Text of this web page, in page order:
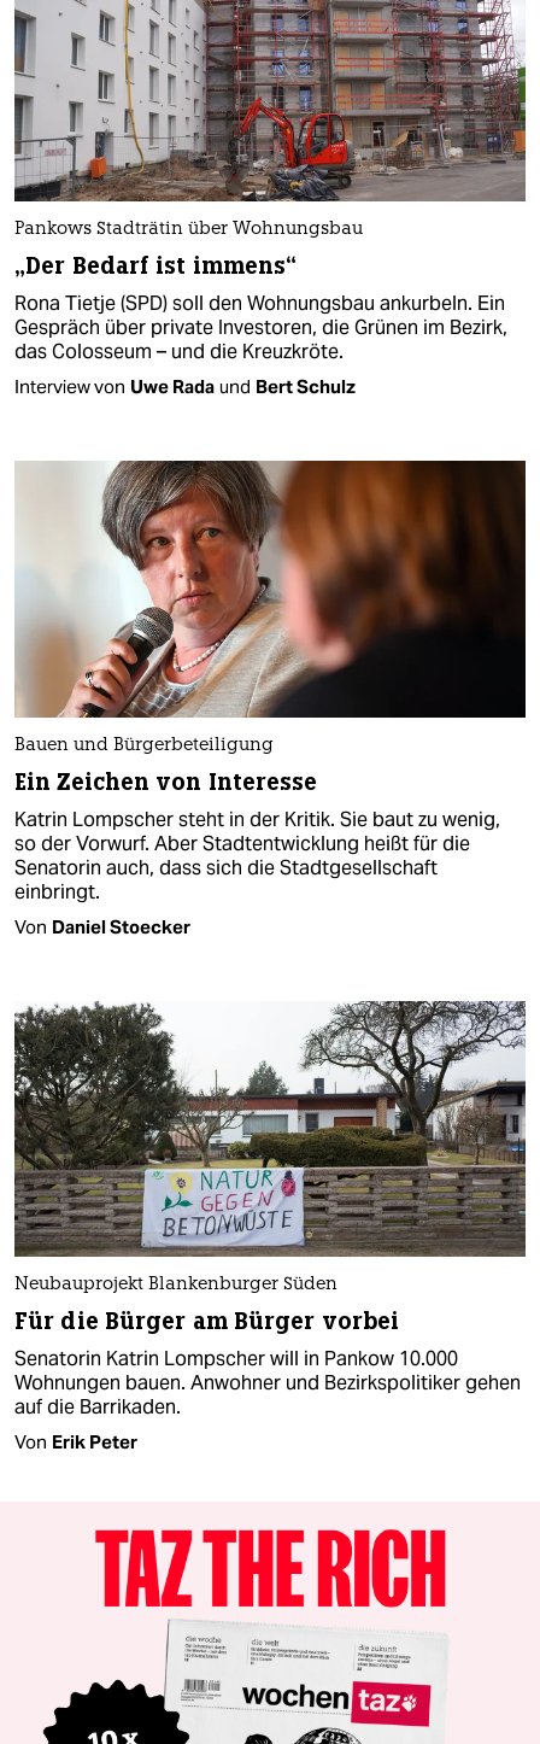
Pankows Stadträtin über Wohnungsbau
„Der Bedarf ist immens“
Rona Tietje (SPD) soll den Wohnungsbau ankurbeln. Ein
Gespräch über private Investoren, die Grünen im Bezirk,
das Colosseum – und die Kreuzkröte.
Interview von Uwe Rada und Bert Schulz
Bauen und Bürgerbeteiligung
Ein Zeichen von Interesse
Katrin Lompscher steht in der Kritik. Sie baut zu wenig,
so der Vorwurf. Aber Stadtentwicklung heißt für die
Senatorin auch, dass sich die Stadtgesellschaft
einbringt.
Von Daniel Stoecker
Neubauprojekt Blankenburger Süden
Für die Bürger am Bürger vorbei
Senatorin Katrin Lompscher will in Pankow 10.000
Wohnungen bauen. Anwohner und Bezirkspolitiker gehen
auf die Barrikaden.
Von Erik Peter